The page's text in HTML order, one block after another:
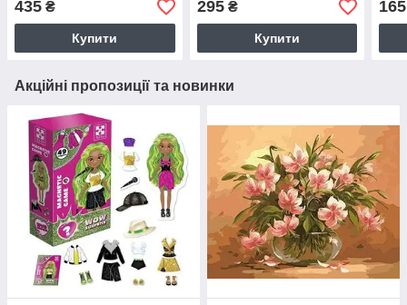
комплекту), 2 кольори на
планшетці 32*25 см
435 ₴
Купити
295₴
Купити
165
Акційні пропозиції та новинки